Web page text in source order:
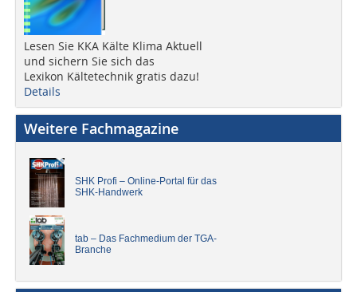
Lesen Sie KKA Kälte Klima Aktuell
und sichern Sie sich das
Lexikon Kältetechnik gratis dazu!
Details
Weitere Fachmagazine
SHK Profi – Online-Portal für das
SHK-Handwerk
tab – Das Fachmedium der TGA-
Branche